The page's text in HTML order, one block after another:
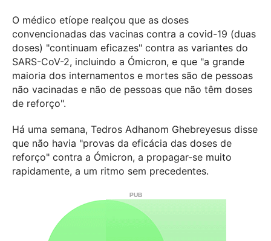
O médico etíope realçou que as doses
convencionadas das vacinas contra a covid-19 (duas
doses) "continuam eficazes" contra as variantes do
SARS-CoV-2, incluindo a Ómicron, e que "a grande
maioria dos internamentos e mortes são de pessoas
não vacinadas e não de pessoas que não têm doses
de reforço".
Há uma semana, Tedros Adhanom Ghebreyesus disse
que não havia "provas da eficácia das doses de
reforço" contra a Ómicron, a propagar-se muito
rapidamente, a um ritmo sem precedentes.